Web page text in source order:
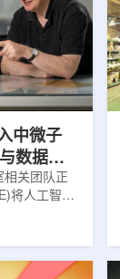
中微子
数据处
相关团队正
将人工智能
测器管理能
子设施，目